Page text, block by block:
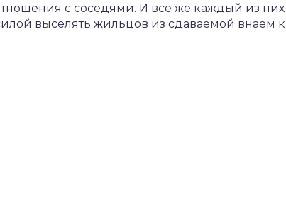
с соседями. И все же каждый из них
выселять жильцов из сдаваемой внаем